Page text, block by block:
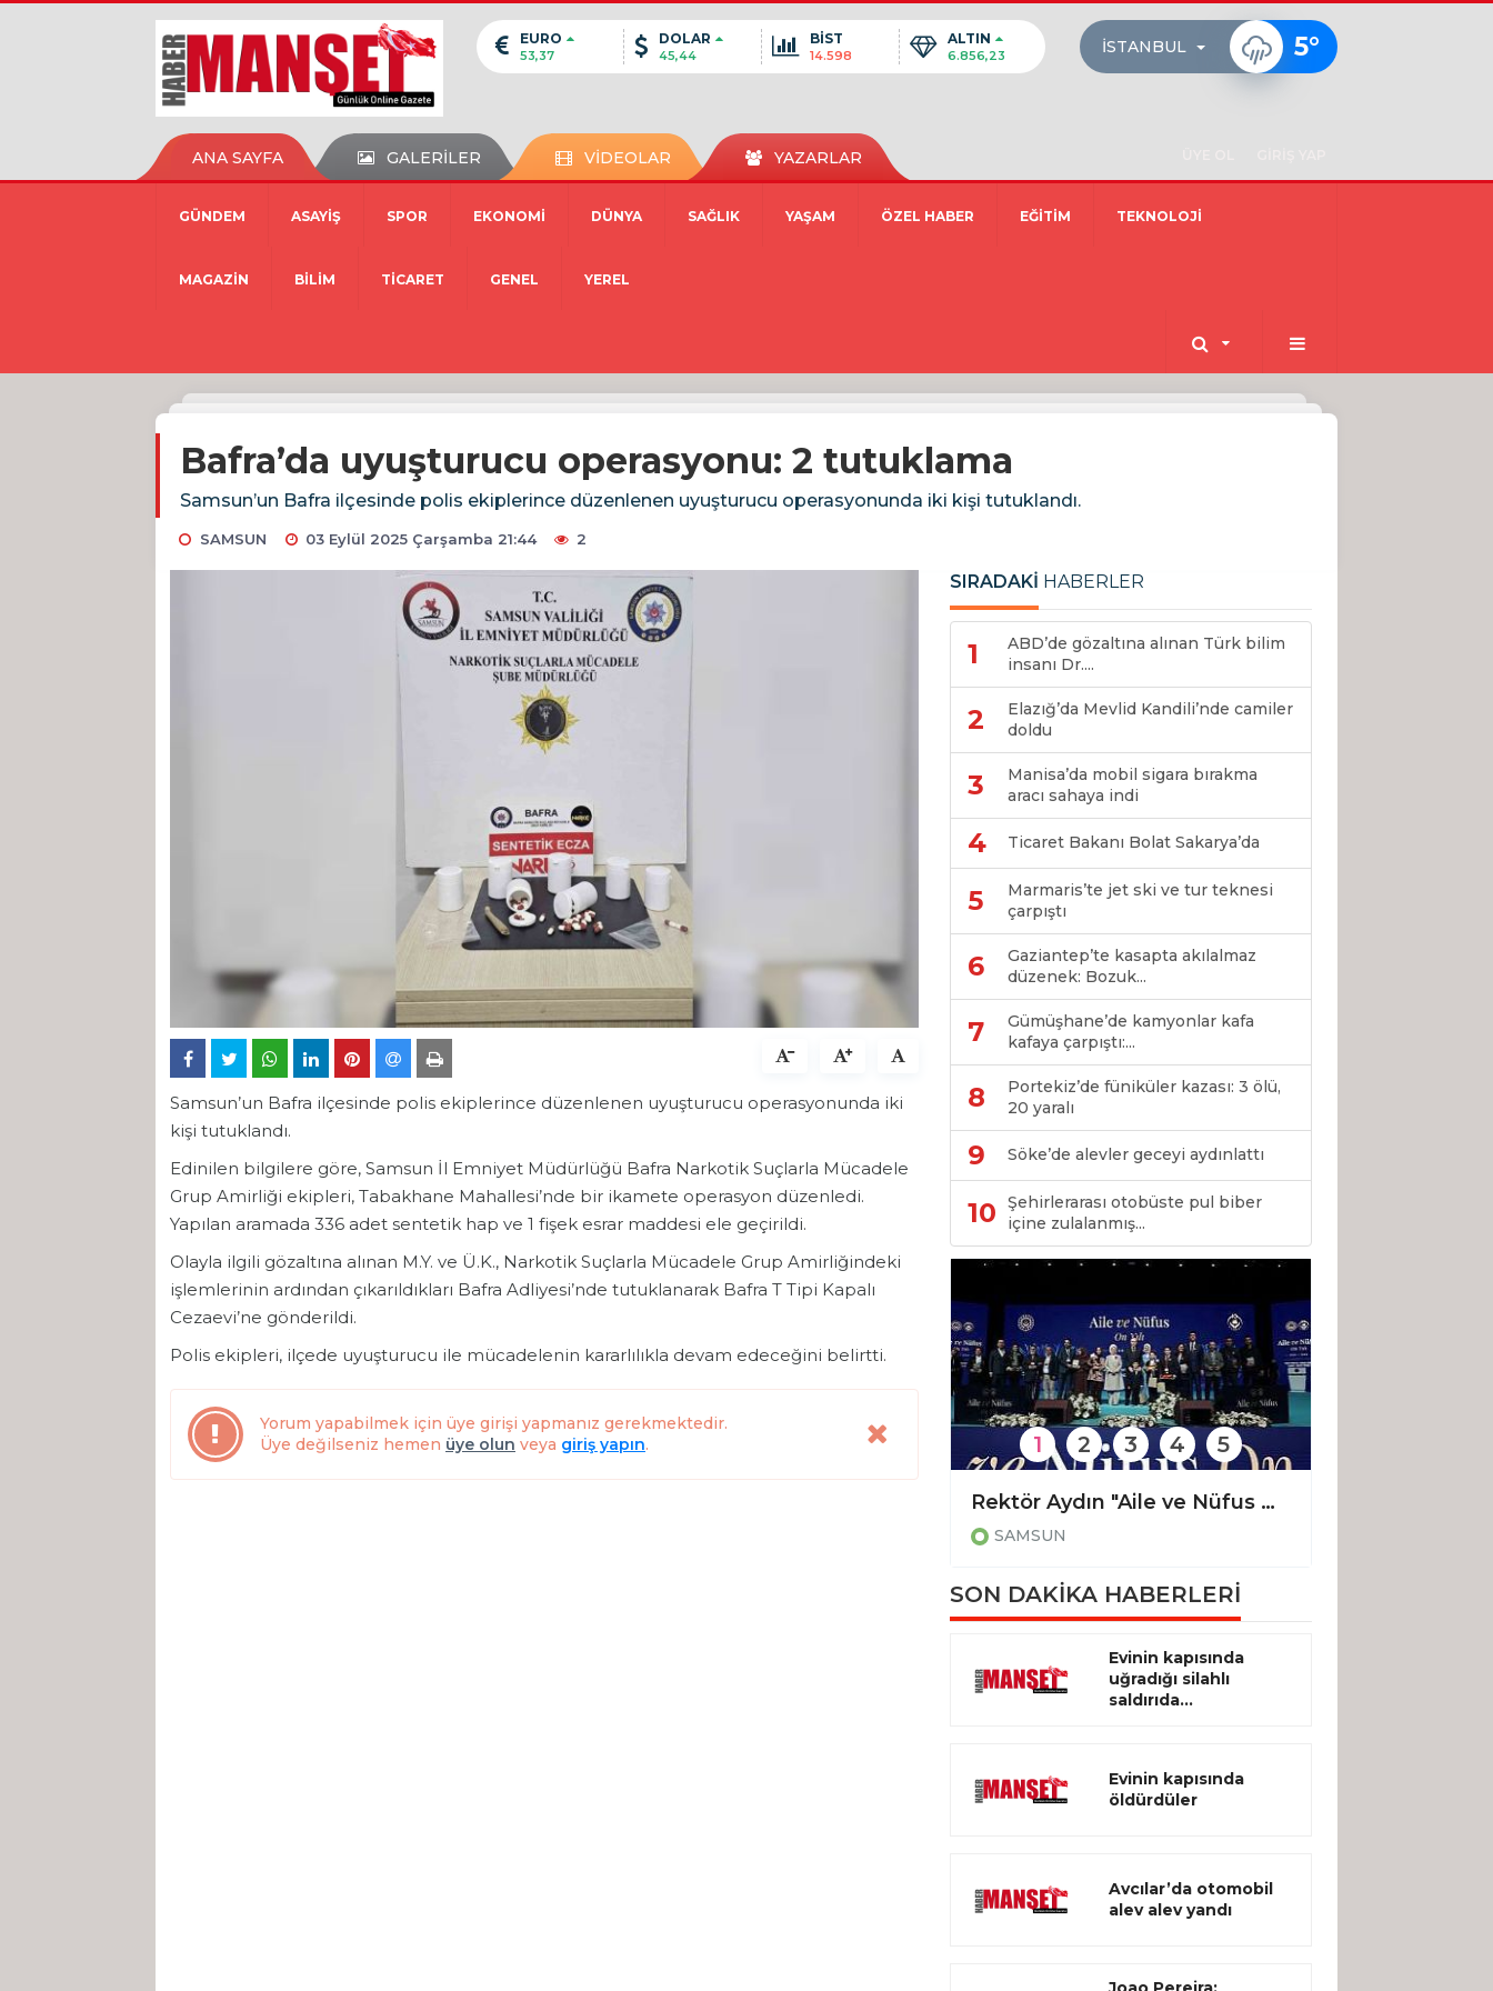
EURO
53,37
DOLAR
45,44
BİST
14.598
ALTIN
6.856,23 İSTANBUL 5°
ANA SAYFA GALERİLER VİDEOLAR YAZARLAR
GÜNDEM ASAYİŞ SPOR EKONOMİ DÜNYA SAĞLIK YAŞAM ÖZEL HABER EĞİTİM TEKNOLOJİ
MAGAZİN BİLİM TİCARET GENEL YEREL
Bafra’da uyuşturucu operasyonu: 2 tutuklama
Samsun’un Bafra ilçesinde polis ekiplerince düzenlenen uyuşturucu operasyonunda iki kişi tutuklandı.
SAMSUN 03 Eylül 2025 Çarşamba 21:44 2
Samsun’un Bafra ilçesinde polis ekiplerince düzenlenen uyuşturucu operasyonunda iki
kişi tutuklandı.
Edinilen bilgilere göre, Samsun İl Emniyet Müdürlüğü Bafra Narkotik Suçlarla Mücadele
Grup Amirliği ekipleri, Tabakhane Mahallesi’nde bir ikamete operasyon düzenledi.
Yapılan aramada 336 adet sentetik hap ve 1 fişek esrar maddesi ele geçirildi.
Olayla ilgili gözaltına alınan M.Y. ve Ü.K., Narkotik Suçlarla Mücadele Grup Amirliğindeki
işlemlerinin ardından çıkarıldıkları Bafra Adliyesi’nde tutuklanarak Bafra T Tipi Kapalı
Cezaevi’ne gönderildi.
Polis ekipleri, ilçede uyuşturucu ile mücadelenin kararlılıkla devam edeceğini belirtti.
Yorum yapabilmek için üye girişi yapmanız gerekmektedir.
Üye değilseniz hemen üye olun veya giriş yapın.
SIRADAKİ HABERLER
1
ABD’de gözaltına alınan Türk bilim
insanı Dr....
2
Elazığ’da Mevlid Kandili’nde camiler
doldu
3
Manisa’da mobil sigara bırakma
aracı sahaya indi
4 Ticaret Bakanı Bolat Sakarya’da
5
Marmaris’te jet ski ve tur teknesi
çarpıştı
6
Gaziantep’te kasapta akılalmaz
düzenek: Bozuk...
7
Gümüşhane’de kamyonlar kafa
kafaya çarpıştı:...
8
Portekiz’de füniküler kazası: 3 ölü,
20 yaralı
9 Söke’de alevler geceyi aydınlattı
10
Şehirlerarası otobüste pul biber
içine zulalanmış...
Rektör Aydın "Aile ve Nüfus On Yılı Vizyon Tanıtım Programı"na katıldı
SAMSUN
1 2 3 4 5
SON DAKİKA HABERLERİ
Evinin kapısında
uğradığı silahlı
saldırıda...
Evinin kapısında
öldürdüler
Avcılar’da otomobil
alev alev yandı